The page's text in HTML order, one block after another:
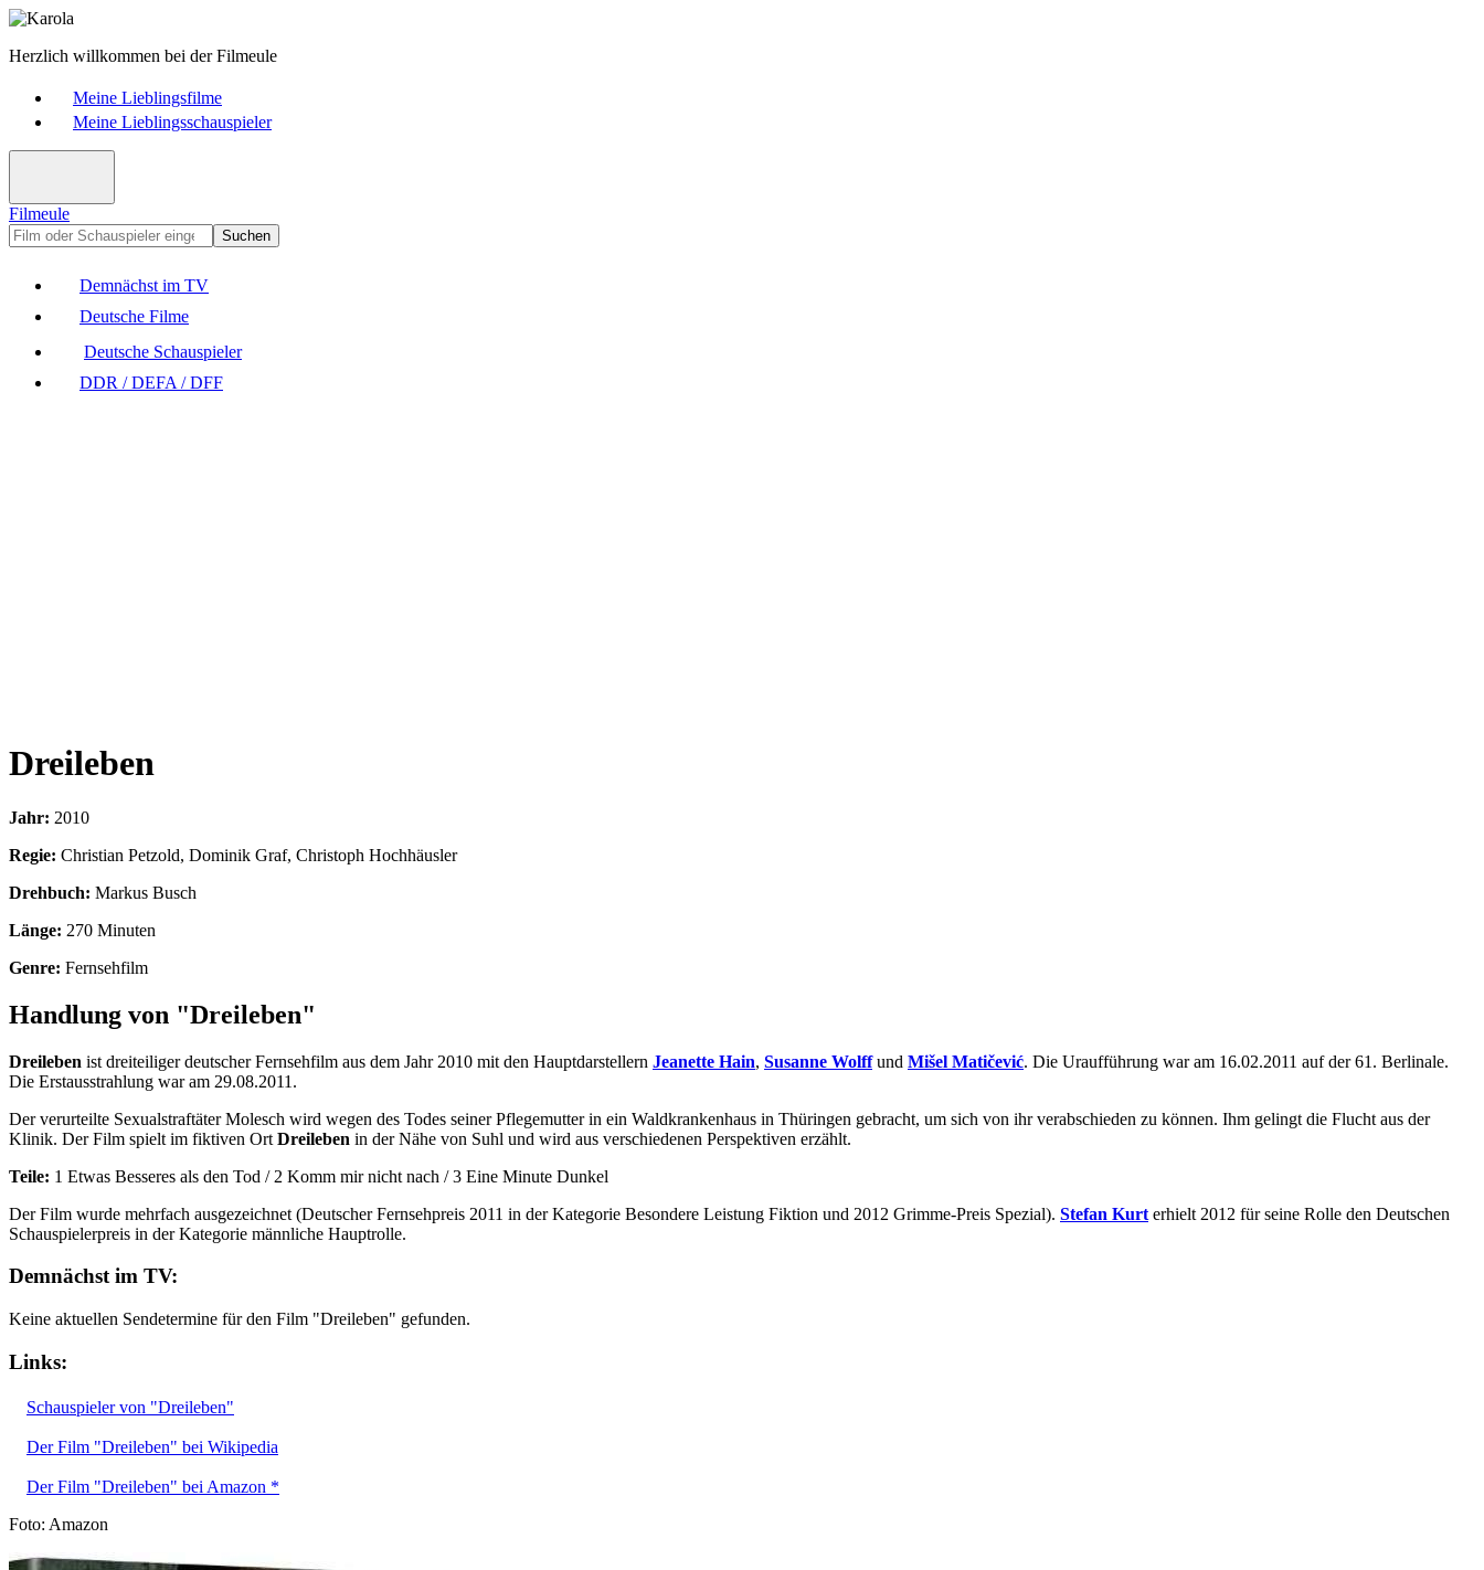
Herzlich willkommen bei der Filmeule
Meine Lieblingsfilme
Meine Lieblingsschauspieler
Filmeule
Suchen
Demnächst im TV
Deutsche Filme
Deutsche Schauspieler
DDR / DEFA / DFF
Dreileben
Jahr: 2010
Regie: Christian Petzold, Dominik Graf, Christoph Hochhäusler
Drehbuch: Markus Busch
Länge: 270 Minuten
Genre: Fernsehfilm
Handlung von "Dreileben"
Dreileben ist dreiteiliger deutscher Fernsehfilm aus dem Jahr 2010 mit den Hauptdarstellern Jeanette Hain, Susanne Wolffund Mišel Matičević. Die Uraufführung war am 16.02.2011 auf der 61. Berlinale.
Die Erstausstrahlung war am 29.08.2011.
Der verurteilte Sexualstraftäter Molesch wird wegen des Todes seiner Pflegemutter in ein Waldkrankenhaus in Thüringen gebracht, um sich von ihr verabschieden zu können. Ihm gelingt die Flucht aus der
Klinik. Der Film spielt im fiktiven Ort Dreileben in der Nähe von Suhl und wird aus verschiedenen Perspektiven erzählt.
Teile: 1 Etwas Besseres als den Tod / 2 Komm mir nicht nach / 3 Eine Minute Dunkel
Der Film wurde mehrfach ausgezeichnet (Deutscher Fernsehpreis 2011 in der Kategorie Besondere Leistung Fiktion und 2012 Grimme-Preis Spezial). Stefan Kurt erhielt 2012 für seine Rolle den Deutschen
Schauspielerpreis in der Kategorie männliche Hauptrolle.
Demnächst im TV:
Keine aktuellen Sendetermine für den Film "Dreileben" gefunden.
Links:
Schauspieler von "Dreileben"
Der Film "Dreileben" bei Wikipedia
Der Film "Dreileben" bei Amazon *
Foto: Amazon